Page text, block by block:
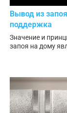
Вывод из
поддержка
Значение и
запоя на дому